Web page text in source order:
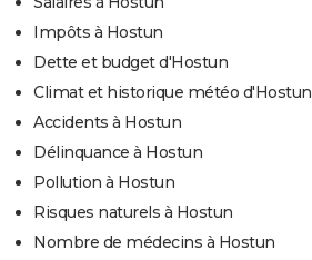
Impôts à Hostun
Dette et budget d'Hostun
Climat et historique météo d'Hostun
Accidents à Hostun
Délinquance à Hostun
Pollution à Hostun
Risques naturels à Hostun
Nombre de médecins à Hostun